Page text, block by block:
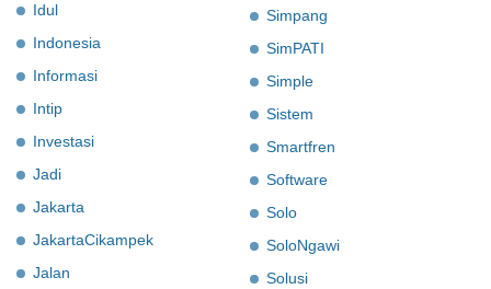
Idul
Indonesia
Informasi
Intip
Investasi
Jadi
Jakarta
JakartaCikampek
Jalan
Simpang
SimPATI
Simple
Sistem
Smartfren
Software
Solo
SoloNgawi
Solusi